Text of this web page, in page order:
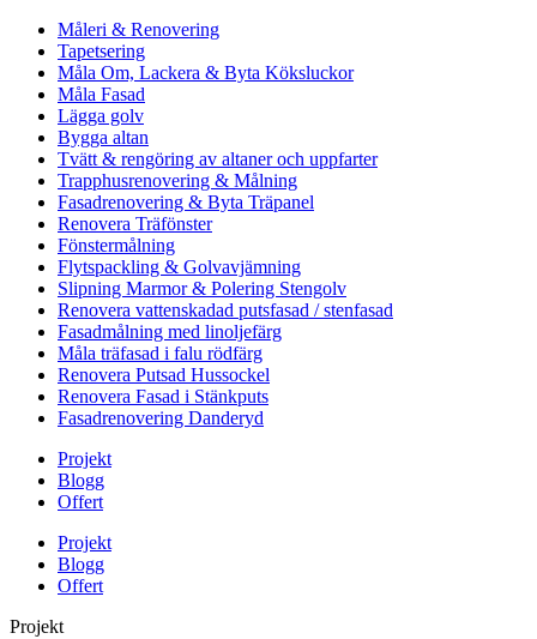
Måleri & Renovering
Tapetsering
Måla Om, Lackera & Byta Köksluckor
Måla Fasad
Lägga golv
Bygga altan
Tvätt & rengöring av altaner och uppfarter
Trapphusrenovering & Målning
Fasadrenovering & Byta Träpanel
Renovera Träfönster
Fönstermålning
Flytspackling & Golvavjämning
Slipning Marmor & Polering Stengolv
Renovera vattenskadad putsfasad / stenfasad
Fasadmålning med linoljefärg
Måla träfasad i falu rödfärg
Renovera Putsad Hussockel
Renovera Fasad i Stänkputs
Fasadrenovering Danderyd
Projekt
Blogg
Offert
Projekt
Blogg
Offert
Projekt